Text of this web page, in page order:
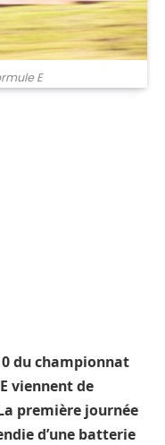
E
du championnat
viennent de
première journée
d’une batterie